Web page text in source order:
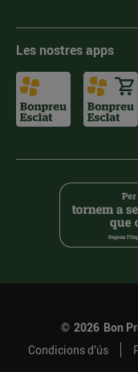
Les nostres apps
© 2026 Bon
Condicions d’ús